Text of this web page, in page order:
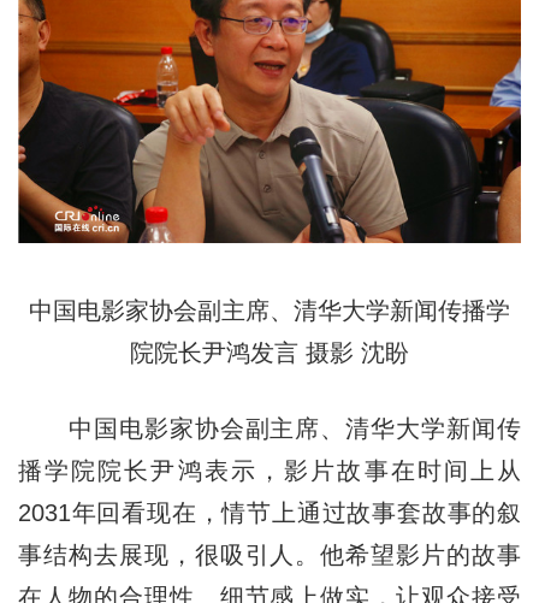
中国电影家协会副主席、清华大学新闻传播学
院院长尹鸿发言 摄影 沈盼
中国电影家协会副主席、清华大学新闻传
播学院院长尹鸿表示，影片故事在时间上从
2031年回看现在，情节上通过故事套故事的叙
事结构去展现，很吸引人。他希望影片的故事
在人物的合理性、细节感上做实，让观众接受